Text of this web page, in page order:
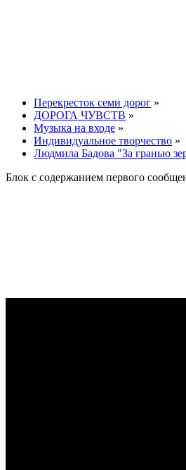
Перекресток семи дорог »
ДОРОГА ЧУВСТВ »
Музыка на входе »
Индивидуальное творчество »
Людмила Бадова "За гранью
Блок с содержанием первого